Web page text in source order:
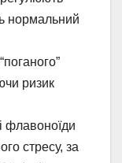
нормальний
ризик
флавоноїди
стресу, за